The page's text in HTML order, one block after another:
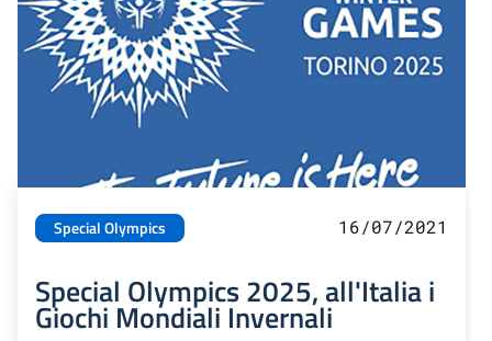
Special Olympics 16/07/2021
Special Olympics 2025, all'Italia i
Giochi Mondiali Invernali